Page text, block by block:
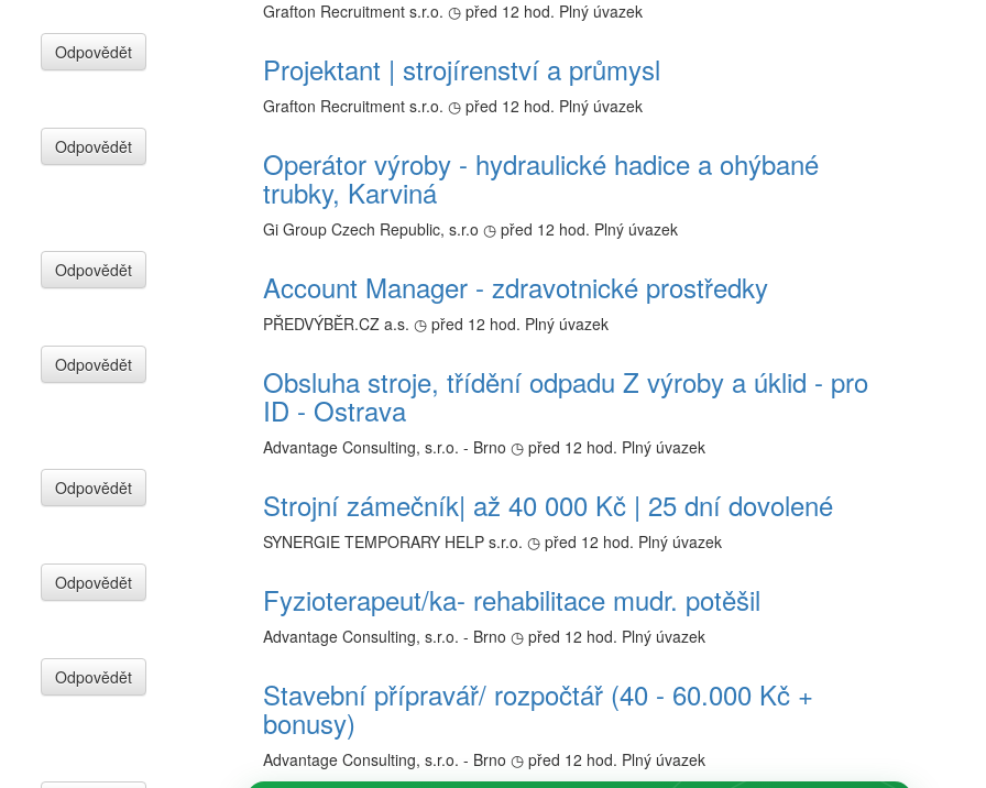
Grafton Recruitment s.r.o. ◷ před 12 hod. Plný úvazek
Odpovědět Projektant | strojírenství a průmysl
Grafton Recruitment s.r.o. ◷ před 12 hod. Plný úvazek
Odpovědět Operátor výroby - hydraulické hadice a ohýbané
trubky, Karviná
Gi Group Czech Republic, s.r.o ◷ před 12 hod. Plný úvazek
Odpovědět Account Manager - zdravotnické prostředky
PŘEDVÝBĚR.CZ a.s. ◷ před 12 hod. Plný úvazek
Odpovědět Obsluha stroje, třídění odpadu Z výroby a úklid - pro
ID - Ostrava
Advantage Consulting, s.r.o. - Brno ◷ před 12 hod. Plný úvazek
Odpovědět Strojní zámečník| až 40 000 Kč | 25 dní dovolené
SYNERGIE TEMPORARY HELP s.r.o. ◷ před 12 hod. Plný úvazek
Odpovědět Fyzioterapeut/ka- rehabilitace mudr. potěšil
Advantage Consulting, s.r.o. - Brno ◷ před 12 hod. Plný úvazek
Odpovědět Stavební přípravář/ rozpočtář (40 - 60.000 Kč +
bonusy)
Advantage Consulting, s.r.o. - Brno ◷ před 12 hod. Plný úvazek